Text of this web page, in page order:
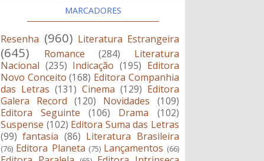
MARCADORES
Resenha (960) Literatura Estrangeira
(645) Romance (284)
Literatura
Nacional (235) Indicação (195) Editora
Novo Conceito (168) Editora Companhia
das Letras (131) Cinema (129) Editora
Galera Record
(120) Novidades
(109)
Editora Seguinte
(106) Drama
(102)
Suspense (102) Editora Suma das Letras
(99) fantasia (86) Literatura Brasileira
(76) Editora Planeta (75) Lançamentos (66)